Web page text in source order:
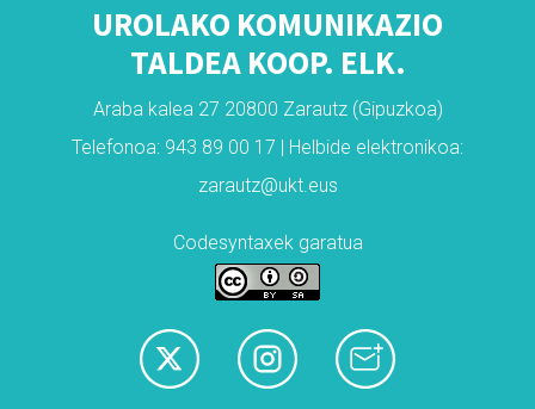
UROLAKO KOMUNIKAZIO
TALDEA KOOP. ELK.
Araba kalea 27 20800 Zarautz (Gipuzkoa)
Telefonoa: 943 89 00 17 | Helbide elektronikoa:
zarautz@ukt.eus
Codesyntaxek garatua